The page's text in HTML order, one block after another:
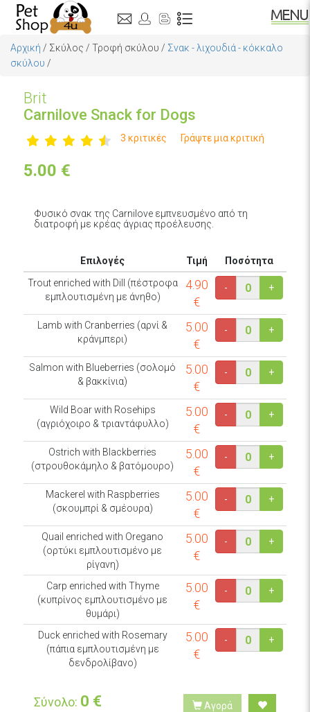
Αρχική / Σκύλος / Τροφή σκύλου / Σνακ - λιχουδιά - κόκκαλο
σκύλου /
Brit
Carnilove Snack for Dogs
3 κριτικές Γράψτε μια κριτική
5.00 €
Φυσικό σνακ της Carnilove εμπνευσμένο από τη
διατροφή με κρέας άγριας προέλευσης.
Επιλογές Τιμή
Ποσότητα
Trout enriched with Dill (πέστροφα
εμπλουτισμένη με άνηθο)
4.90
€
- +
Lamb with Cranberries (αρνί &
κράνμπερι)
5.00
€
- +
Salmon with Blueberries (σολομό
& βακκίνια)
5.00
€
- +
Wild Boar with Rosehips
(αγριόχοιρο & τριαντάφυλλο)
5.00
€
- +
Ostrich with Blackberries
(στρουθοκάμηλο & βατόμουρο)
5.00
€
- +
Mackerel with Raspberries
(σκουμπρί & σμέουρα)
5.00
€
- +
Quail enriched with Oregano
(ορτύκι εμπλουτισμένο με
ρίγανη)
5.00
€
- +
Carp enriched with Thyme
(κυπρίνος εμπλουτισμένο με
θυμάρι)
5.00
€
- +
Duck enriched with Rosemary
(πάπια εμπλουτισμένη με
δενδρολίβανο)
5.00
€
- +
Σύνολο: 0 € Αγορά